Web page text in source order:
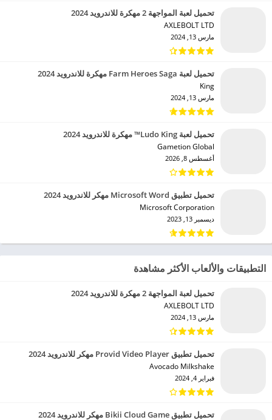
تحميل لعبة المواجهة 2 مهكرة للاندرويد 2024
AXLEBOLT LTD‏
مارس 13, 2024
تحميل لعبة Farm Heroes Saga مهكرة للاندرويد 2024
King‏
مارس 13, 2024
تحميل لعبة Ludo King™ مهكرة للاندرويد 2024
Gametion Global‏
أغسطس 8, 2026
تحميل تطبيق Microsoft Word مهكر للاندرويد 2024
Microsoft Corporation‏
ديسمبر 13, 2023
التطبيقات والألعاب الأكثر مشاهدة
تحميل لعبة المواجهة 2 مهكرة للاندرويد 2024
AXLEBOLT LTD‏
مارس 13, 2024
تحميل تطبيق Provid Video Player مهكر للاندرويد 2024
Avocado Milkshake‏
فبراير 4, 2024
تحميل تطبيق Bikii Cloud Game مهكر للاندرويد 2024